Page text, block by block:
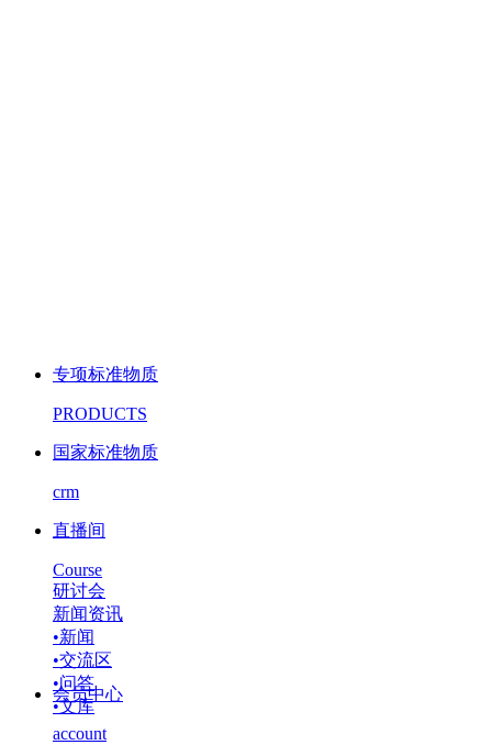
专项标准物质
PRODUCTS
国家标准物质
crm
直播间
Course
研讨会
新闻资讯
•新闻
•交流区
•问答
•文库
会员中心
account